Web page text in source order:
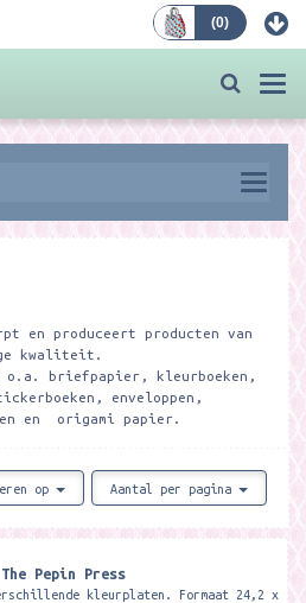
(0)
en produceert producten van
kwaliteit.
o.a. briefpapier, kleurboeken,
enveloppen,
en origami papier.
op Aantal per pagina
Pepin Press
kleurplaten. Formaat 24,2 x